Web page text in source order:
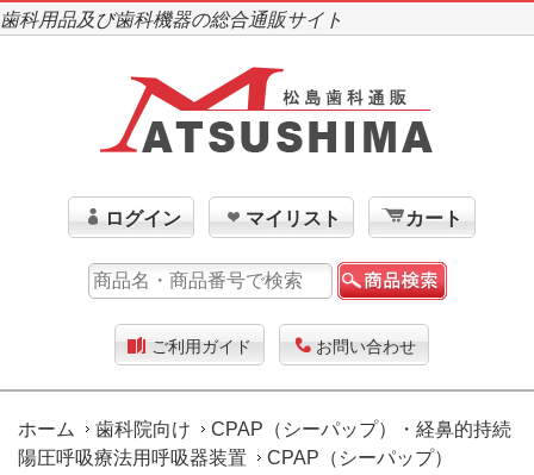
歯科用品及び歯科機器の総合通販サイト
ログイン マイリスト カート
ご利用ガイド お問い合わせ
ホーム 歯科院向け
CPAP（シーパップ）・経鼻的持続
陽圧呼吸療法用呼吸器装置
CPAP（シーパップ）